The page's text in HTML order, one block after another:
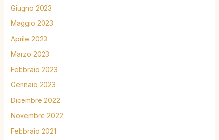
Giugno 2023
Maggio 2023
Aprile 2023
Marzo 2023
Febbraio 2023
Gennaio 2023
Dicembre 2022
Novembre 2022
Febbraio 2021